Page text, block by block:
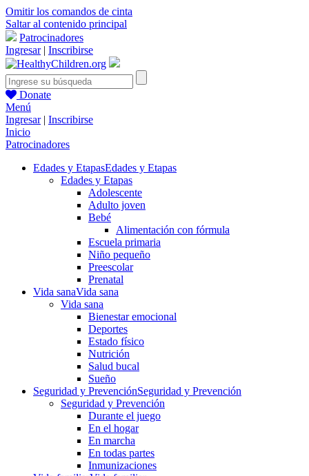
Omitir los comandos de cinta
Saltar al contenido principal
Patrocinadores
Ingresar| Inscribirse
Donate
Menú
Ingresar| Inscribirse
Inicio
Patrocinadores
Edades y EtapasEdades y Etapas
Edades y Etapas
Adolescente
Adulto joven
Bebé
Alimentación con fórmula
Escuela primaria
Niño pequeño
Preescolar
Prenatal
Vida sanaVida sana
Vida sana
Bienestar emocional
Deportes
Estado físico
Nutrición
Salud bucal
Sueño
Seguridad y PrevenciónSeguridad y Prevención
Seguridad y Prevención
Durante el juego
En el hogar
En marcha
En todas partes
Inmunizaciones